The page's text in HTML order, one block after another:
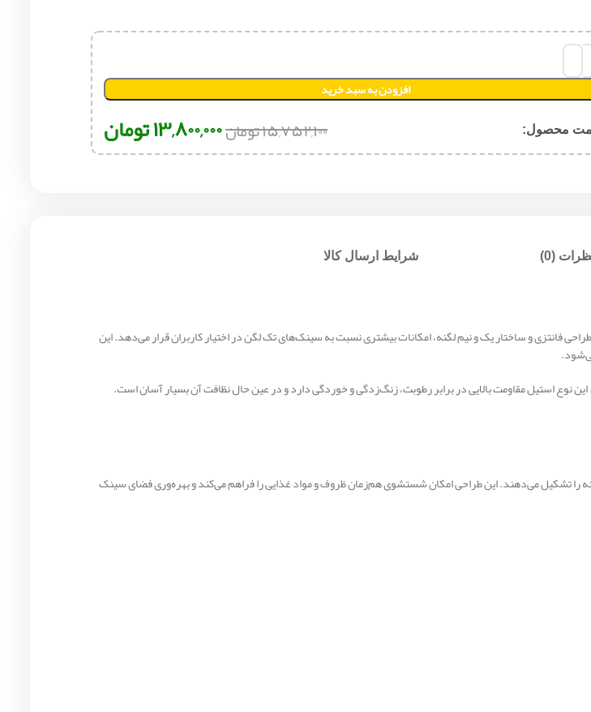
افزودن به سبد خرید
محصول:​ ۱۵,۷۵۲,۱۰۰تومان۱۳,۸۰۰,۰۰۰تومان
(0) شرایط ارسال کالا
ایرانی است که با طراحی فانتزی و ساختار یک و نیم لگنه، امکانات بیشتری نسبت به سینک‌های تک لگن در اختیار کاربران قرار می‌دهد. این
304 با ضخامت 0.8 میلی‌متر استفاده کرده است. این نوع استیل مقاومت بالایی در برابر رطوبت، زنگ‌زدگی و خوردگی دارد و در عین حال نظافت آن بسیار آسان است.
یک و نیم لگنه را تشکیل می‌دهند. این طراحی امکان شستشوی هم‌زمان ظروف و مواد غذایی را فراهم می‌کند و بهره‌وری فضای سینک